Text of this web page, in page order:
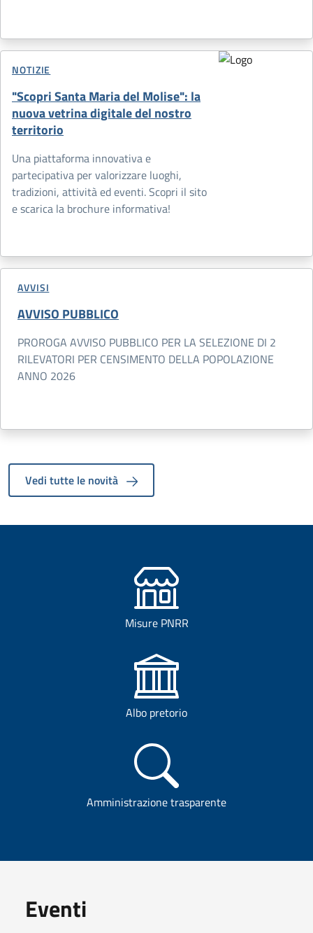
NOTIZIE
"Scopri Santa Maria del Molise": la
nuova vetrina digitale del nostro
territorio
Una piattaforma innovativa e
partecipativa per valorizzare luoghi,
tradizioni, attività ed eventi. Scopri il sito
e scarica la brochure informativa!
AVVISI
AVVISO PUBBLICO
PROROGA AVVISO PUBBLICO PER LA SELEZIONE DI 2
RILEVATORI PER CENSIMENTO DELLA POPOLAZIONE
ANNO 2026
Vedi tutte le novità
Misure PNRR
Albo pretorio
Amministrazione trasparente
Eventi